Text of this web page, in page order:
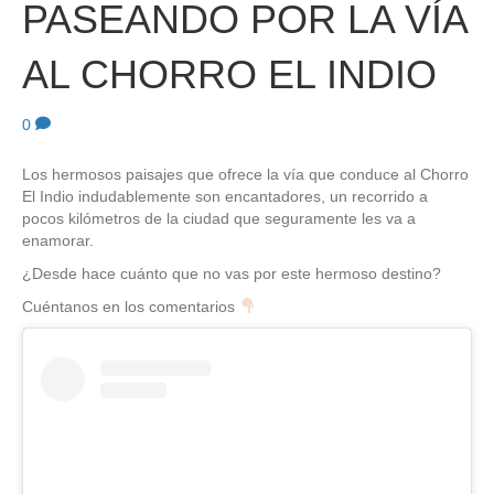
PASEANDO POR LA VÍA
AL CHORRO EL INDIO
0
Los hermosos paisajes que ofrece la vía que conduce al Chorro
El Indio indudablemente son encantadores, un recorrido a
pocos kilómetros de la ciudad que seguramente les va a
enamorar.
¿Desde hace cuánto que no vas por este hermoso destino?
Cuéntanos en los comentarios